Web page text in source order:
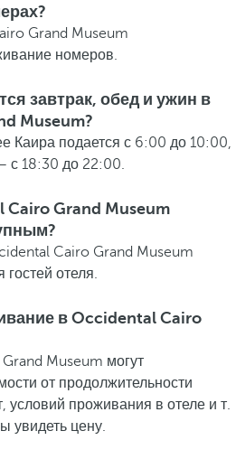
Grand Museum
номеров.
завтрак, обед и ужин в
Museum?
Каира подается с 6:00 до 10:00,
с 18:30 до 22:00.
Grand Museum
Cairo Grand Museum
гостей отеля.
в Occidental Cairo
Museum могут
от продолжительности
условий проживания в отеле и т.
увидеть цену.